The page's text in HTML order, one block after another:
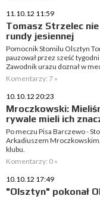
11.10.12 11:59
Tomasz Strzelec
rundy jesiennej
Pomocnik Stomilu Olsztyn
pauzował przez sześć
Zawodnik urazu doznał w
Komentarzy: 7 »
10.10.12 20:23
Mroczkowski:
rywale mieli ich
Po meczu Pisa Barczewo -
Arkadiuszem
klubu.
Komentarzy: 0 »
10.10.12 17:49
"Olsztyn" pokonał